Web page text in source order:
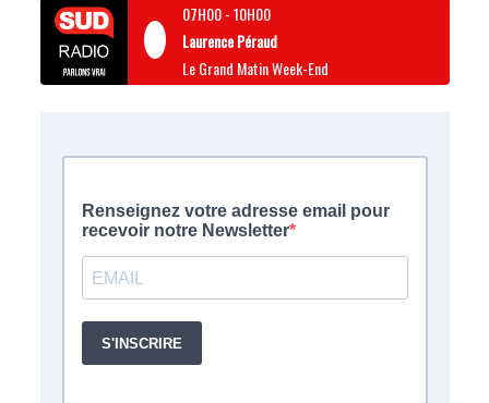
07H00-10H00
Laurence Péraud
Le Grand Matin Week-End